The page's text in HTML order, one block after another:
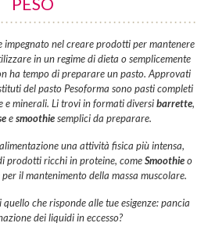
impegnato nel creare prodotti per mantenere
in un regime di dieta o semplicemente
ha tempo di preparare un pasto. Approvati
del pasto Pesoforma sono pasti completi
e minerali. Li trovi in formati diversibarrette,
esmoothiesemplici da preparare.
una attività fisica più intensa,
prodotti ricchi in proteine, comeSmoothieo
per il mantenimento della massa muscolare.
che risponde alle tue esigenze: pancia
dei liquidi in eccesso?